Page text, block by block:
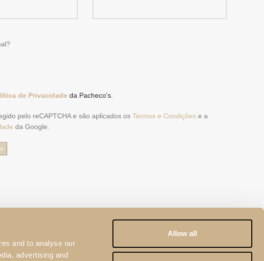
and to analyse our
advertising and
Allow all
de Privacidade da Pacheco's.
pelo reCAPTCHA e são aplicados os Termos e Condições e a
da Google.